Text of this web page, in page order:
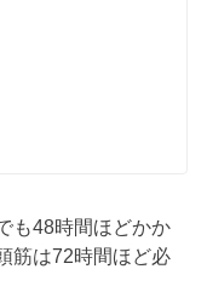
も48時間ほどかか
筋は72時間ほど必